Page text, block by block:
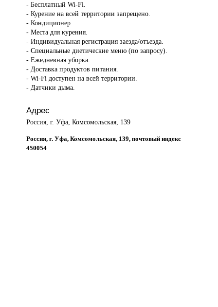
- Бесплатный Wi-Fi.
- Курение на всей территории запрещено.
- Кондиционер.
- Места для курения.
- Индивидуальная регистрация заезда/отъезда.
- Специальные диетические меню (по запросу).
- Ежедневная уборка.
- Доставка продуктов питания.
- Wi-Fi доступен на всей территории.
- Датчики дыма.
Адрес
Россия, г. Уфа, Комсомольская, 139
Россия, г. Уфа, Комсомольская, 139, почтовый индекс
450054